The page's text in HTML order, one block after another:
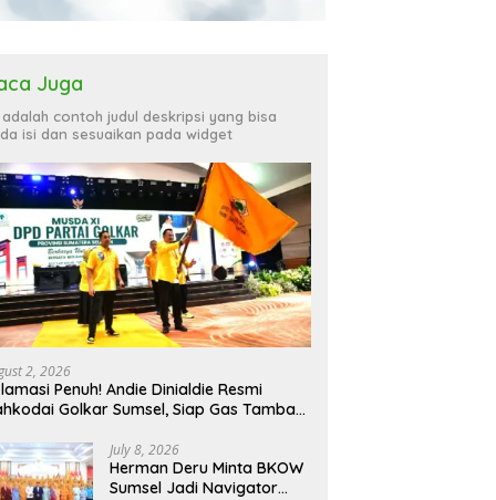
Juga
adalah contoh judul deskripsi yang bisa
isi dan sesuaikan pada widget
2, 2026
Penuh! Andie Dinialdie Resmi
Golkar Sumsel, Siap Gas Tambah
July 8, 2026
Herman Deru Minta BKOW
Sumsel Jadi Navigator